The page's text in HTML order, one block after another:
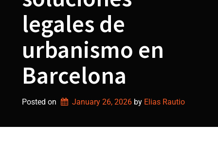
legales de
urbanismo en
Barcelona
Posted on January 26, 2026 by Elias Rautio